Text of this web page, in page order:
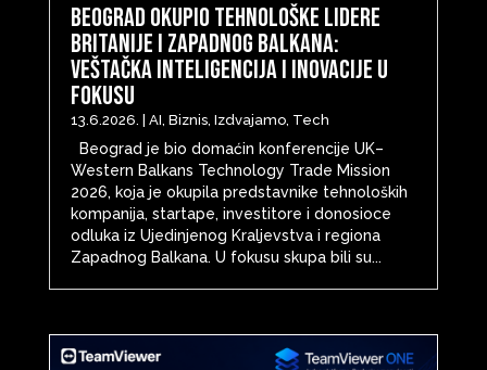
Beograd okupio tehnološke lidere
Britanije i Zapadnog Balkana:
Veštačka inteligencija i inovacije u
fokusu
13.6.2026. AI Biznis, Izdvajamo, Tech
Beograd je bio domaćin konferencije UK–
Western Balkans Technology Trade Mission
2026, koja je okupila predstavnike tehnoloških
kompanija, startape, investitore i donosioce
odluka iz Ujedinjenog Kraljevstva i regiona
Zapadnog Balkana. U fokusu skupa bili su...